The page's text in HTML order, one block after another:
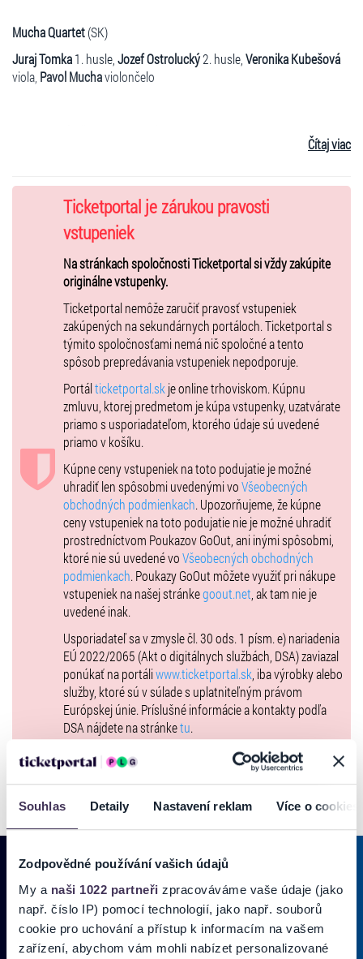
Souhlas Detaily Nastavení reklam Více o cookies
Zodpovědné používání vašich údajů
My a naši 1022 partneři zpracováváme vaše údaje (jako
např. číslo IP) pomocí technologií, jako např. souborů
cookie pro uchování a přístup k informacím na vašem
zařízení, abychom vám mohli nabízet personalizované
Mucha Quartet(SK)
Juraj Tomka1. husle, Jozef Ostrolucký2. husle, Veronika Kubešová
viola, Pavol Muchaviolončelo
---
Ján Levoslav Bella(1843 – 1936): Sláčikové kvarteto e mol v
uhorskom štýle
Ján Levoslav Bella napísal Sláčikové kvarteto e mol „v uhorskom
štýle“ pravdepodobne v roku 1896 a je nepochybne jeho vrcholnou
kvartetovou kompozíciou. Použitie podtitulu „v uhorskom štýle“ stálo
v zdanlivom protiklade k ideálu tvorby slovenskej národnej hudby. Ak
však nenahliadame na uhorský štýl z ideologického hľadiska, otvára
sa pred nami široká škála hudobných prvkov, ktoré sú jeho pravou
podstatou. Je to predovšetkým čerpanie z maďarského, rómskeho a
slovenského folklóru, použitie rubátovej melodiky, tanečnosti,
výrazných rytmov, či virtuozity na spôsob primášov kapiel ľudovej
Vstupenky: 13 €/8 €študenti, dôchodcovia /5 €ZŤP /1 €deti do 6
Vstupenky sú dostupné v predpredaji v sieti Ticketportal vo forme
„hometicket“.
Predpredaj končí o 12.00 v deň konania podujatia. V predpredaji je
dostupná iba časť kapacity záhrady Domu Albrechtovcov, zvyšný
počet je pri priaznivom počasí dostupný priamo pri vstupe do
objektu vždy polhodinu pred koncertom.
V prípade nepriaznivého počasia presúvame koncerty do kapacitne
obmedzených priestorov v Dome Albrechtovcov.
Zmena programu a účinkujúcich vyhradená!
Viac informácií k projektu a programom koncertov nájdete na našej
webstránkehttps://www.albrechtforum.com/. Sledujte nás na
Predaj len formou Hometicket!
Čítaj viac
Ticketportal je zárukou pravosti
vstupeniek
Na stránkach spoločnosti Ticketportal si vždy zakúpite
originálne vstupenky.
Ticketportal nemôže zaručiť pravosť vstupeniek
zakúpených na sekundárnych portáloch. Ticketportal s
týmito spoločnosťami nemá nič spoločné a tento
spôsob prepredávania vstupeniek nepodporuje.
Portálticketportal.sk je online trhoviskom. Kúpnu
zmluvu, ktorej predmetom je kúpa vstupenky, uzatvárate
priamo s usporiadateľom, ktorého údaje sú uvedené
priamo v košíku.
Kúpne ceny vstupeniek na toto podujatie je možné
uhradiť len spôsobmi uvedenými voVšeobecných
obchodných podmienkach. Upozorňujeme, že kúpne
ceny vstupeniek na toto podujatie nie je možné uhradiť
prostredníctvom Poukazov GoOut, ani inými spôsobmi,
ktoré nie sú uvedené voVšeobecných obchodných
podmienkach. Poukazy GoOut môžete využiť pri nákupe
vstupeniek na našej stránkegoout.net , ak tam nie je
uvedené inak.
Usporiadateľ sa v zmysle čl. 30 ods. 1 písm. e) nariadenia
EÚ 2022/2065 (Akt o digitálnych službách, DSA) zaviazal
ponúkať na portáliwww.ticketportal.sk , iba výrobky alebo
služby, ktoré sú v súlade s uplatniteľným právom
Európskej únie. Príslušné informácie a kontakty podľa
DSA nájdete na stránketu.
PRIHLÁSIŤ SA KODBERU NOVINIEK
Pridajte sa do zoznamu odberateľov a doručte si najnovšie špeciálne